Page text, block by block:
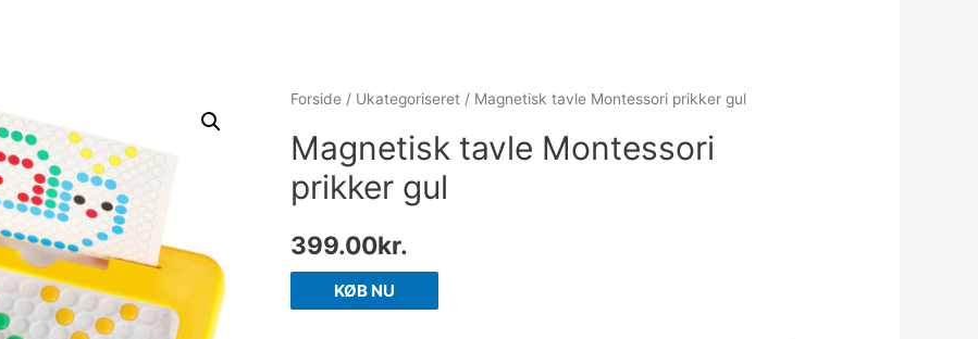
Forside / Ukategoriseret / Magnetisk tavle Montessori prikker gul
Magnetisk tavle Montessori
prikker gul
399.00kr.
KØB NU